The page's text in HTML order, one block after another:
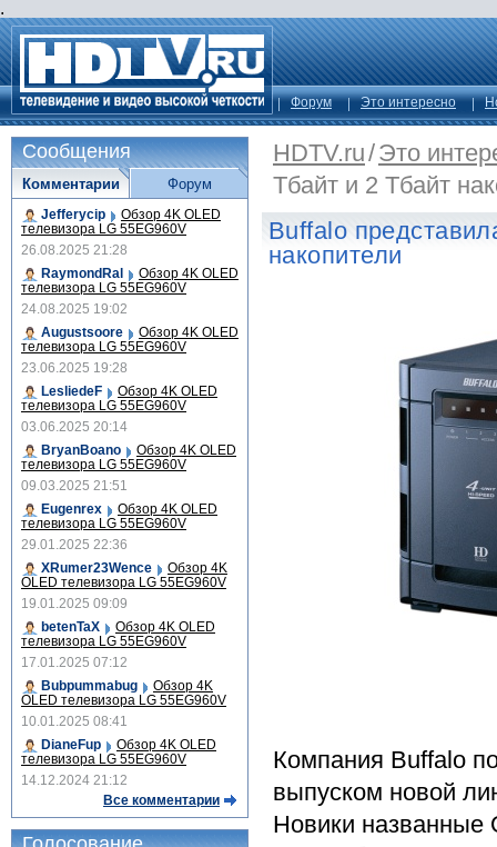
.
Форум Это интересно
HDTV.ru/Это
Тбайт и 2 Тбайт
Buffalo
накопители
Компания Buffalo
выпуском новой
Новики названные
Сообщения
Комментарии
Jefferycip Обзор 4K OLED
телевизора LG 55EG960V
26.08.2025 21:28
RaymondRal
Обзор 4K OLED
телевизора LG 55EG960V
24.08.2025 19:02
Augustsoore
Обзор 4K OLED
телевизора LG 55EG960V
23.06.2025 19:28
LesliedeF
Обзор 4K OLED
телевизора LG 55EG960V
03.06.2025 20:14
BryanBoano
Обзор 4K OLED
телевизора LG 55EG960V
09.03.2025 21:51
Eugenrex
Обзор 4K OLED
телевизора LG 55EG960V
29.01.2025 22:36
XRumer23Wence
Обзор 4K
OLED телевизора LG 55EG960V
19.01.2025 09:09
betenTaX
Обзор 4K OLED
телевизора LG 55EG960V
17.01.2025 07:12
Bubpummabug
Обзор 4K
OLED телевизора LG 55EG960V
10.01.2025 08:41
DianeFup
Обзор 4K OLED
телевизора LG 55EG960V
14.12.2024 21:12
Все комментарии
Форум